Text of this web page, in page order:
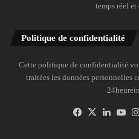
temps réel
Politique de confidentialité
Cette politique de confidentialité
traitées les données personnelles
Facebook
X